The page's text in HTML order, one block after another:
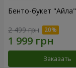
Бенто-букет "Айла"
2 499 грн
Заказать